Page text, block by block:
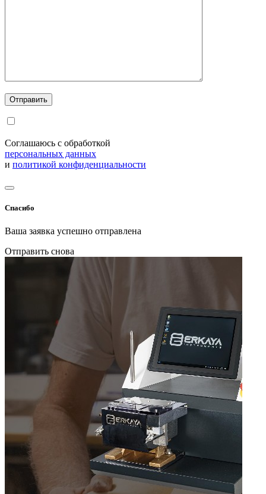
Соглашаюсь с обработкой
персональных данных
и политикой конфиденциальности
Спасибо
Ваша заявка успешно отправлена
Отправить снова